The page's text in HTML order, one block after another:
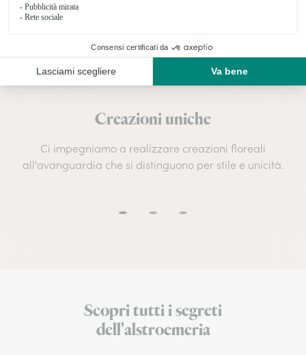
Creazioni uniche
Ci impegniamo a realizzare creazioni floreali
all'avanguardia che si distinguono per stile e unicità.
Scopri tutti i segreti
dell'alstroemeria